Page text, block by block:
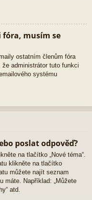
fóra, musím se
ostatním členům fóra
administrátor tuto funkci
systému
poslat odpověď?
na tlačítko „Nové téma“.
klikněte na tlačítko
můžete najít seznam
máte. Například: „Můžete
atd.